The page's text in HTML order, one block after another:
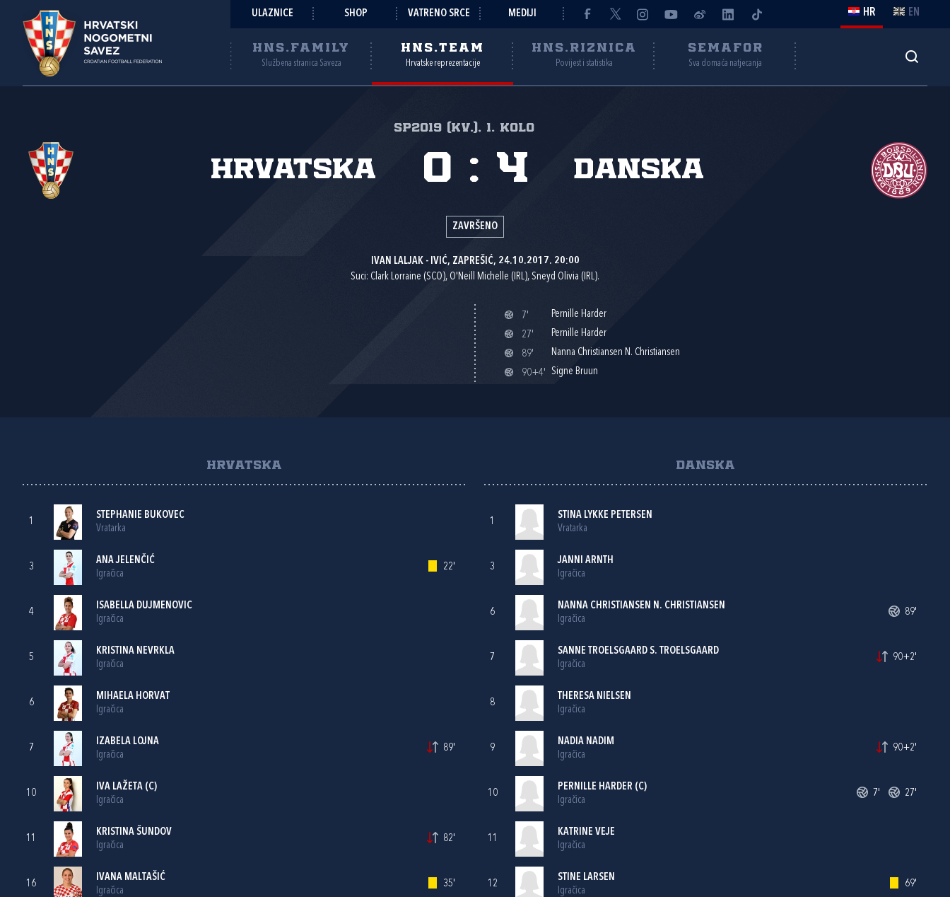
ULAZNICE SHOP VATRENO SRCE MEDIJI HR EN
HNS.FAMILY
Službena stranica Saveza
HNS.TEAM
Hrvatske reprezentacije
HNS.RIZNICA
Povijest i statistika
SEMAFOR
Sva domaća natjecanja
SP2019 (kv.), 1. kolo
Hrvatska Danska
0 : 4
ZAVRŠENO
IVAN LALJAK - IVIĆ, ZAPREŠIĆ, 24.10.2017. 20:00
Suci: Clark Lorraine (SCO), O'Neill Michelle (IRL), Sneyd Olivia (IRL).
7'
Pernille Harder
27'
Pernille Harder
89'
Nanna Christiansen N. Christiansen
90+4'
Signe Bruun
HRVATSKA
1
STEPHANIE BUKOVEC
Vratarka
3
ANA JELENČIĆ
Igračica
22'
4
ISABELLA DUJMENOVIC
Igračica
5
KRISTINA NEVRKLA
Igračica
6
MIHAELA HORVAT
Igračica
7
IZABELA LOJNA
Igračica
89'
10
IVA LAŽETA (C)
Igračica
11
KRISTINA ŠUNDOV
Igračica
82'
16
IVANA MALTAŠIĆ
Igračica
35'
DANSKA
1
STINA LYKKE PETERSEN
Vratarka
3
JANNI ARNTH
Igračica
6
NANNA CHRISTIANSEN N. CHRISTIANSEN
Igračica
89'
7
SANNE TROELSGAARD S. TROELSGAARD
Igračica
90+2'
8
THERESA NIELSEN
Igračica
9
NADIA NADIM
Igračica
90+2'
10
PERNILLE HARDER (C)
Igračica
7' 27'
11
KATRINE VEJE
Igračica
12
STINE LARSEN
Igračica
69'